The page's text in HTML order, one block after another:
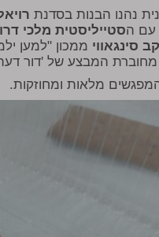
נהנו הבנות בסדנת
עם הסטייליסטית מלכי
סינגאווי ממכון "למען
מחוברת המבצע של 'דור דעה'
מלאות ומחוזקות.